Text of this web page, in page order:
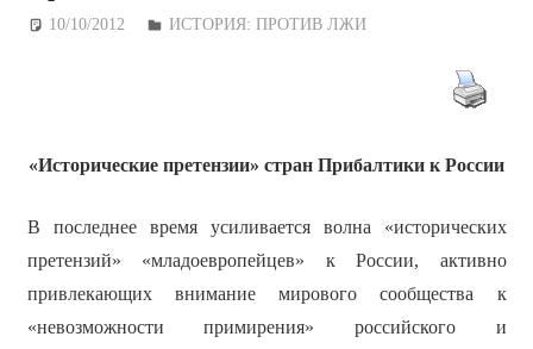
10/10/2012 Дежурный по Редакции
ИСТОРИЯ: ПРОТИВ ЛЖИ
«Исторические претензии» стран Прибалтики к России
В последнее время усиливается волна «исторических
претензий» «младоевропейцев» к России, активно
привлекающих внимание мирового сообщества к
«невозможности примирения» российского и